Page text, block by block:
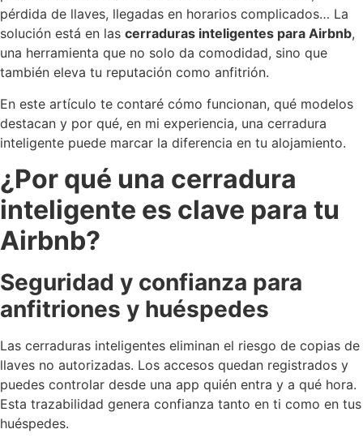
pérdida de llaves, llegadas en horarios complicados… La
solución está en las cerraduras inteligentes para Airbnb,
una herramienta que no solo da comodidad, sino que
también eleva tu reputación como anfitrión.
En este artículo te contaré cómo funcionan, qué modelos
destacan y por qué, en mi experiencia, una cerradura
inteligente puede marcar la diferencia en tu alojamiento.
¿Por qué una cerradura
inteligente es clave para tu
Airbnb?
Seguridad y confianza para
anfitriones y huéspedes
Las cerraduras inteligentes eliminan el riesgo de copias de
llaves no autorizadas. Los accesos quedan registrados y
puedes controlar desde una app quién entra y a qué hora.
Esta trazabilidad genera confianza tanto en ti como en tus
huéspedes.